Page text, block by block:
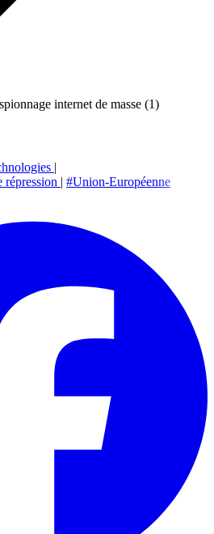
internet de masse (1)
|
répression | #Union-Européenne